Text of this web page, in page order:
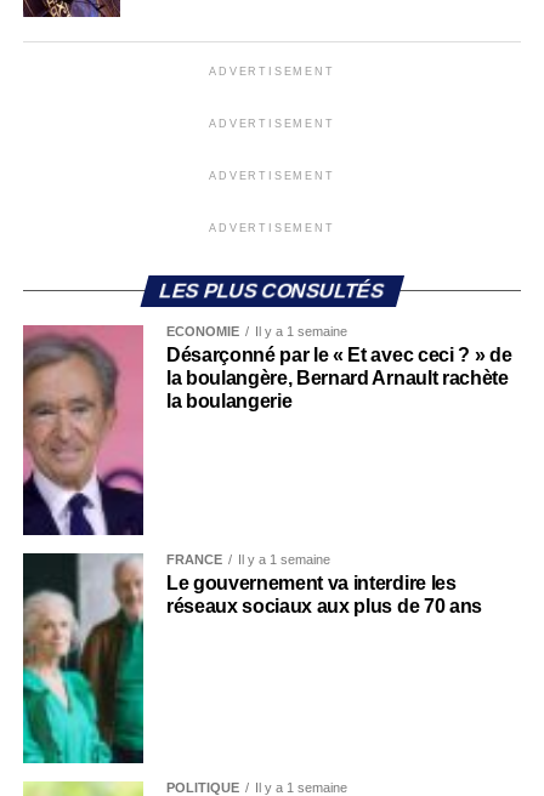
ADVERTISEMENT
ADVERTISEMENT
ADVERTISEMENT
ADVERTISEMENT
LES PLUS CONSULTÉS
ECONOMIE Il y a 1 semaine
Désarçonné par le « Et avec ceci ? » de
la boulangère, Bernard Arnault rachète
la boulangerie
FRANCE Il y a 1 semaine
Le gouvernement va interdire les
réseaux sociaux aux plus de 70 ans
POLITIQUE Il y a 1 semaine